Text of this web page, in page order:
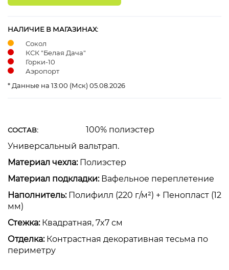
НАЛИЧИЕ В МАГАЗИНАХ:
Сокол
КСК "Белая Дача"
Горки-10
Аэропорт
* Данные на 13:00 (Мск) 05.08.2026
СОСТАВ:
100% полиэстер
Универсальный вальтрап.
Материал чехла:Полиэстер
Материал подкладки:Вафельное переплетение
Наполнитель:Полифилл (220 г/м²) + Пенопласт (12
мм)
Стежка:Квадратная, 7x7 см
Отделка:Контрастная декоративная тесьма по
периметру